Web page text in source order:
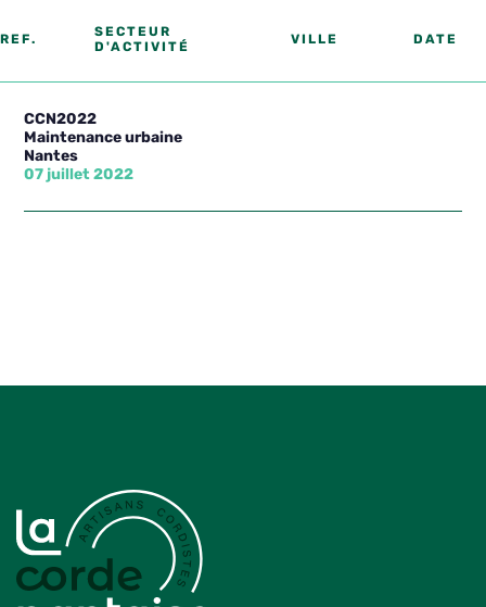
REF.
SECTEUR
D'ACTIVITÉ
VILLE DATE
CCN2022
Maintenance urbaine
Nantes
07 juillet 2022